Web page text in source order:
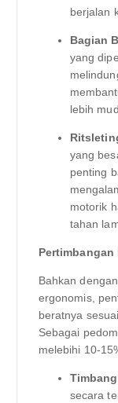
berjalan
Bagian
yang
lebih
yang
penting
motorik
tahan
Bahkan
ergonomis,
beratnya
Sebagai
melebihi 10-
secara